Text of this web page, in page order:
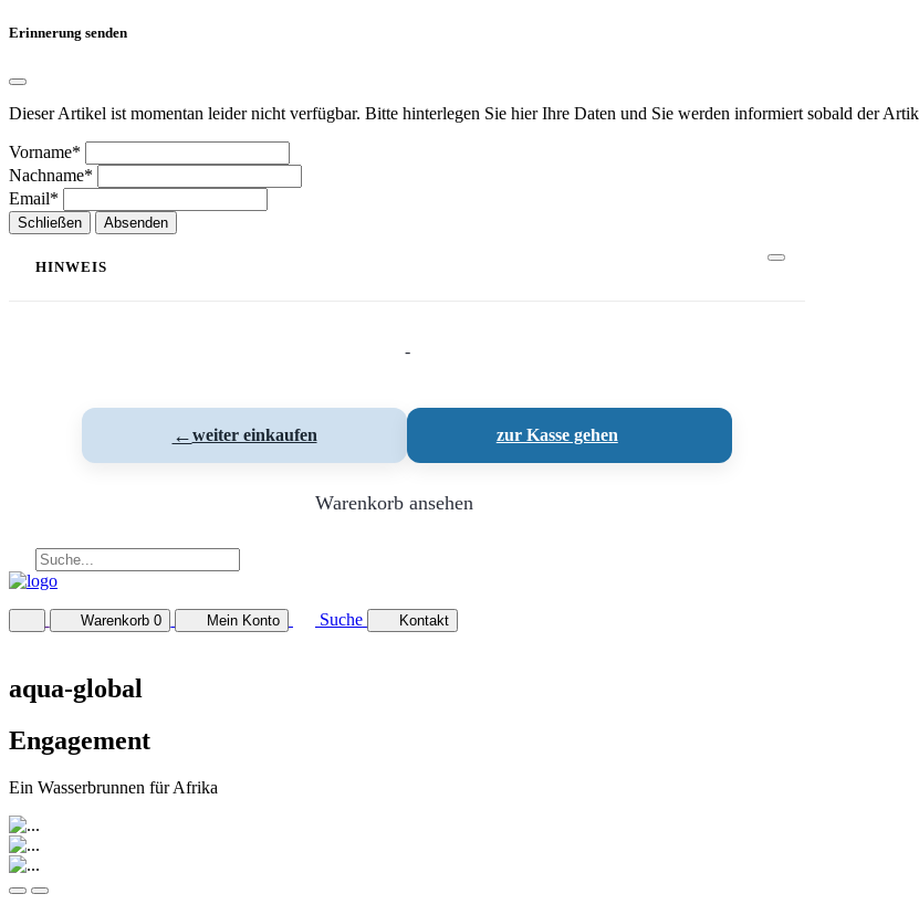
Erinnerung senden
Dieser Artikel ist momentan leider nicht verfügbar. Bitte hinterlegen Sie hier Ihre Daten und Sie werden informiert sobald der
Vorname*
Nachname*
Email*
Schließen Absenden
HINWEIS
-
←weiter einkaufen zur Kasse gehen
Warenkorb ansehen
Warenkorb 0 Mein Konto Suche Kontakt
aqua-global
Engagement
Ein Wasserbrunnen für Afrika